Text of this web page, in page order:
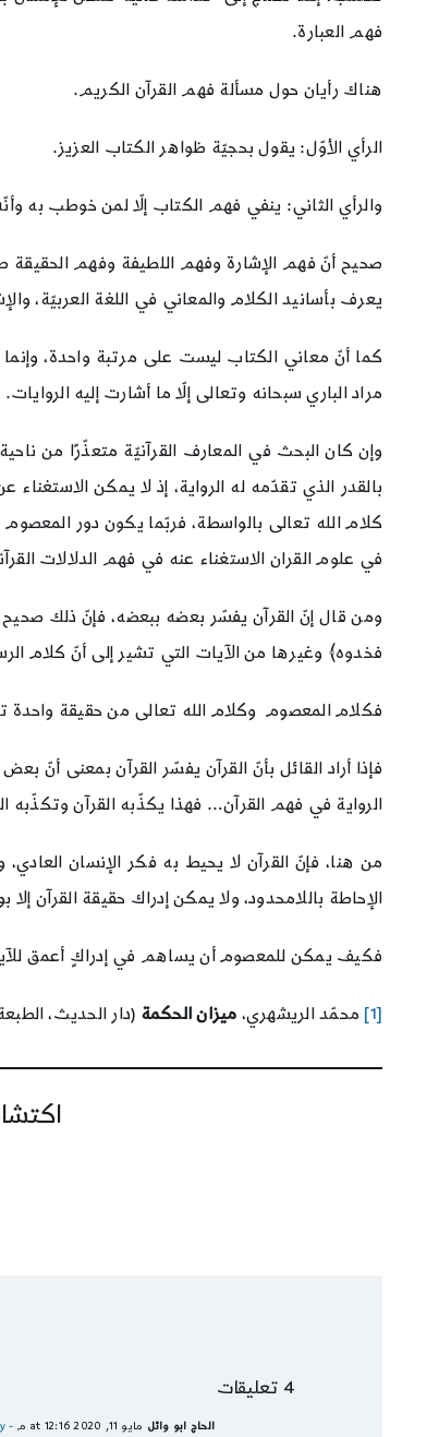
فهم العبارة.
هناك رأيان حول مسألة فهم القرآن الكريم.
الرأي الأوّل: يقول بحجيّة ظواهر الكتاب العزيز.
والرأي الثاني: ينفي فهم الكتاب إلّا لمن خوطب به
صحيح أنّ فهم الإشارة وفهم اللطيفة وفهم الحقيقة
يعرف بأسانيد الكلام والمعاني في اللغة العربيّة،
كما أنّ معاني الكتاب ليست على مرتبة واحدة،
مراد الباري سبحانه وتعالى إلّا ما أشارت إليه الروايات.
وإن كان البحث في المعارف القرآنيّة متعذّرًا من
بالقدر الذي تقدّمه له الرواية، إذ لا يمكن
كلام الله تعالى بالواسطة، فربّما يكون دور
في علوم القران الاستغناء عنه في فهم الدلالات
ومن قال إنّ القرآن يفسّر بعضه ببعضه، فإنّ ذلك صحيح
فخدوه﴾ وغيرها من الآيات التي تشير إلى أنّ كلام
فكلام المعصوم وكلام الله تعالى من حقيقة واحدة
فإذا أراد القائل بأنّ القرآن يفسّر القرآن بمعنى أنّ
الرواية في فهم القرآن… فهذا يكذّبه القرآن وتكذّبه
من هنا، فإنّ القرآن لا يحيط به فكر الإنسان
الإحاطة باللامحدود، ولا يمكن إدراك حقيقة القرآن
فكيف يمكن للمعصوم أن يساهم في إدراكٍ أعمق
[1] محمّد الريشهري، ميزان الحكمة (دار الحديث، الطبعة1، 1416ه)، الجزء 3، الصفحة
4 تعليقات
الحاج ابو وائل مايو 11, 2020 at 12:16 م - Reply